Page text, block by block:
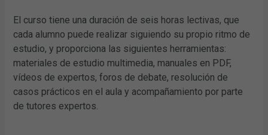
El curso tiene una duración de seis horas lectivas, que
cada alumno puede realizar siguiendo su propio ritmo de
estudio, y proporciona las siguientes herramientas:
materiales de estudio multimedia, manuales en PDF,
vídeos de expertos, foros de debate, resolución de
casos prácticos en el aula y acompañamiento por parte
de tutores expertos.